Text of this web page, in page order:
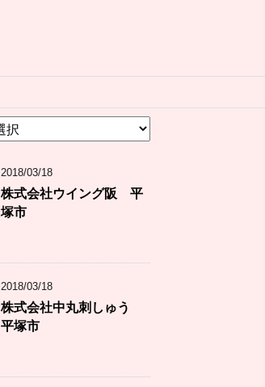
2018/03/18
株式会社ウイング阪 平
塚市
2018/03/18
株式会社中丸刺しゅう
平塚市